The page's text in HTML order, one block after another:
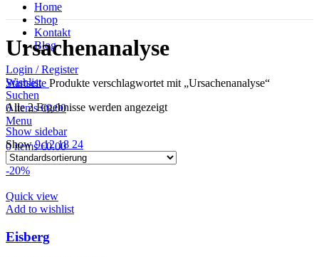
Home
Shop
Kontakt
Blog
Login / Register
Wishlist
Suchen
0items €0.00
Menu
0items €0.00
Ursachenanalyse
Startseite Produkte verschlagwortet mit „Ursachenanalyse“
Alle 2 Ergebnisse werden angezeigt
Show sidebar
Show91218 24
-20%
Quick view
Add to wishlist
Eisberg